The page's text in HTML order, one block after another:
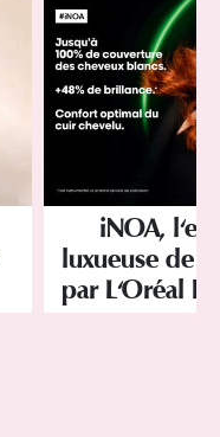
iNOA,
luxueuse de
par L'Oréal